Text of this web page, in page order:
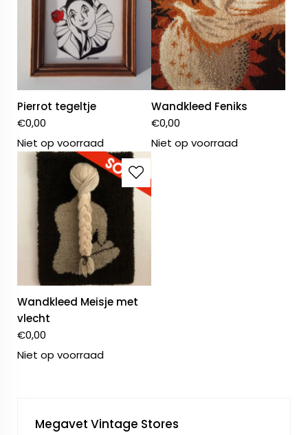
Pierrot tegeltje
€0,00
Niet op voorraad
Wandkleed Feniks
€0,00
Niet op voorraad
Wandkleed Meisje met
vlecht
€0,00
Niet op voorraad
Megavet Vintage Stores